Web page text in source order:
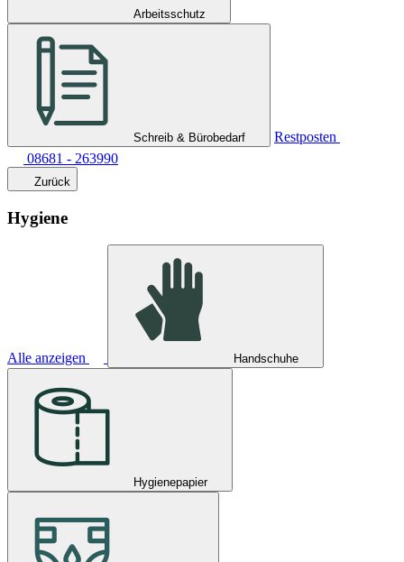
Arbeitsschutz
Schreib & Bürobedarf
Restposten
08681 - 263990
Zurück
Hygiene
Alle anzeigen Handschuhe
Hygienepapier